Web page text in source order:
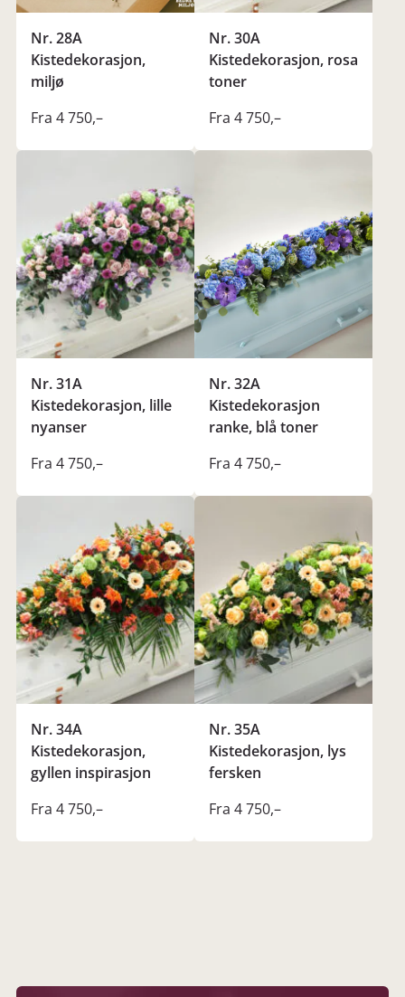
Nr. 28A
Kistedekorasjon,
miljø
Fra 4 750,–
Nr. 30A
Kistedekorasjon, rosa
toner
Fra 4 750,–
Nr. 31A
Kistedekorasjon, lille
nyanser
Fra 4 750,–
Nr. 32A
Kistedekorasjon
ranke, blå toner
Fra 4 750,–
Nr. 34A
Kistedekorasjon,
gyllen inspirasjon
Fra 4 750,–
Nr. 35A
Kistedekorasjon, lys
fersken
Fra 4 750,–